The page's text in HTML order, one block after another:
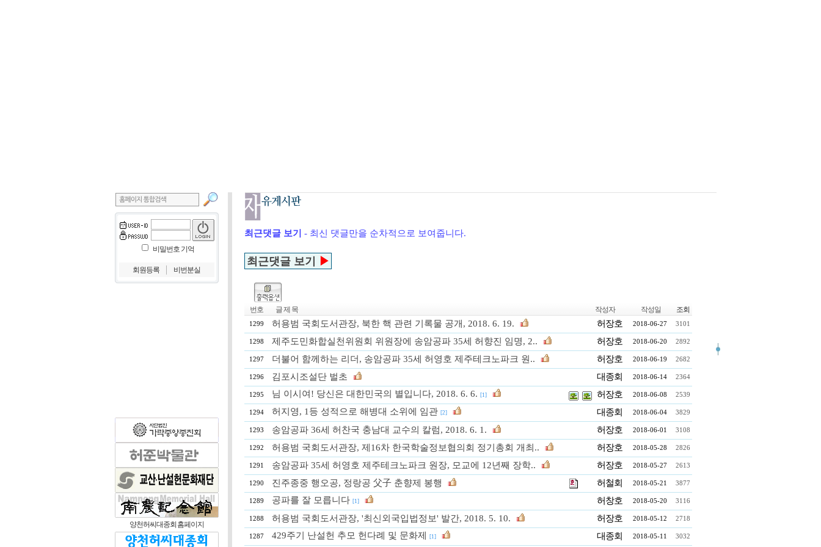
비밀번호 기억
회원등록 비번분실
양천허씨대종회 홈페이지
최근댓글 보기 - 최신 댓글만을 순차적으로 보여줍니다.
최근댓글 보기 ▶
번호 글 제 목 작성자 작성일 조회
1299 허용범 국회도서관장, 북한 핵 관련 기록물 공개, 2018. 6. 19. 허장호 2018-06-27 3101
1298 제주도민화합실천위원회 위원장에 송암공파 35세 허향진 임명, 2.. 허장호 2018-06-20 2892
1297 더불어 함께하는 리더, 송암공파 35세 허영호 제주테크노파크 원.. 허장호 2018-06-19 2682
1296 김포시조설단 벌초 대종회 2018-06-14 2364
1295 님 이시여! 당신은 대한민국의 별입니다, 2018. 6. 6. [1] 허장호 2018-06-08 2539
1294 허지영, 1등 성적으로 해병대 소위에 임관 [2] 대종회 2018-06-04 3829
1293 송암공파 36세 허찬국 충남대 교수의 칼럼, 2018. 6. 1. 허장호 2018-06-01 3108
1292 허용범 국회도서관장, 제16차 한국학술정보협의회 정기총회 개최.. 허장호 2018-05-28 2826
1291 송암공파 35세 허영호 제주테크노파크 원장, 모교에 12년째 장학.. 허장호 2018-05-27 2613
1290 진주종중 행오공, 정랑공 父子 춘향제 봉행 허철회 2018-05-21 3877
1289 공파를 잘 모릅니다 [1] 허창호 2018-05-20 3116
1288 허용범 국회도서관장, '최신외국입법정보' 발간, 2018. 5. 10. 허장호 2018-05-12 2718
1287 429주기 난설헌 추모 헌다례 및 문화제 [1] 대종회 2018-05-11 3032